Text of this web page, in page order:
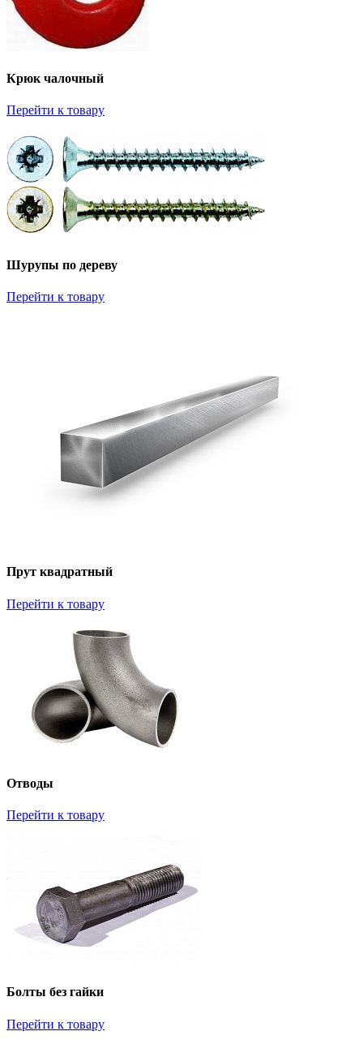
Крюк чалочный
Перейти к товару
Шурупы по дереву
Перейти к товару
Прут квадратный
Перейти к товару
Отводы
Перейти к товару
Болты без гайки
Перейти к товару